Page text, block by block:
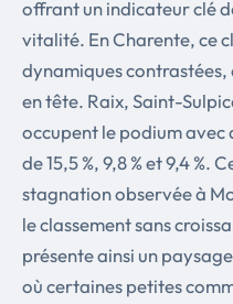
offrant un indicateur clé
vitalité. En Charente, ce
dynamiques contrastées,
en tête. Raix, Saint-
occupent le podium avec
de 15,5 %, 9,8 % et 9,4 %.
stagnation observée à
le classement sans
présente ainsi un
où certaines petites